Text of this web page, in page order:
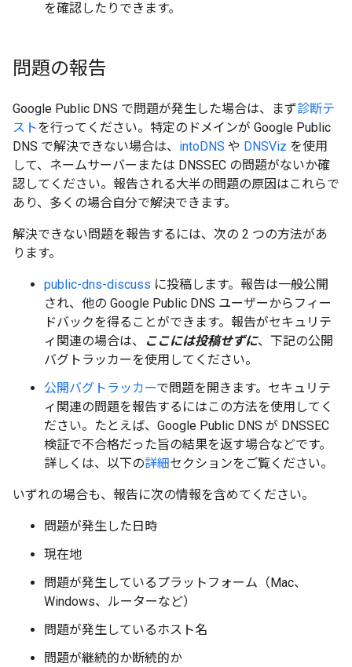
を確認したりできます。
問題の報告
Google Public DNS で問題が発生した場合は、まず診断テ
ストを行ってください。特定のドメインが Google Public
DNS で解決できない場合は、 intoDNS や DNSViz を使用
して、ネームサーバーまたは DNSSEC の問題がないか確
認してください。報告される大半の問題の原因はこれらで
あり、多くの場合自分で解決できます。
解決できない問題を報告するには、次の 2 つの方法があ
ります。
public-dns-discuss に投稿します。報告は一般公開
され、他の Google Public DNS ユーザーからフィー
ドバックを得ることができます。報告がセキュリテ
ィ関連の場合は、
ここには投稿せずに、下記の公開
バグトラッカーを使用してください。
公開バグトラッカーで問題を開きます。セキュリテ
ィ関連の問題を報告するにはこの方法を使用してく
ださい。たとえば、Google Public DNS が DNSSEC
検証で不合格だった旨の結果を返す場合などです。
詳しくは、以下の詳細セクションをご覧ください。
いずれの場合も、報告に次の情報を含めてください。
問題が発生した日時
現在地
問題が発生しているプラットフォーム（Mac、
Windows、ルーターなど）
問題が発生しているホスト名
問題が継続的か断続的か